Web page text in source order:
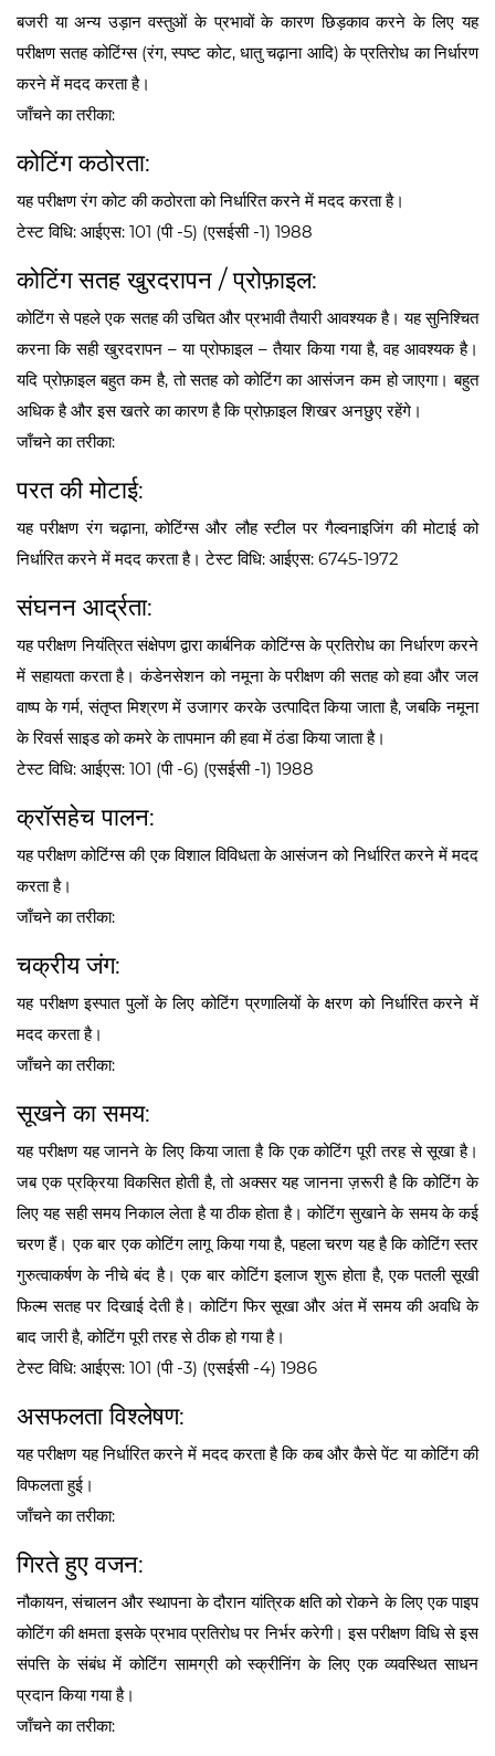
बजरी या अन्य उड़ान वस्तुओं के प्रभावों के कारण छिड़काव करने के लिए यह
परीक्षण सतह कोटिंग्स (रंग, स्पष्ट कोट, धातु चढ़ाना आदि) के प्रतिरोध का निर्धारण
करने में मदद करता है।
जाँचने का तरीका:
कोटिंग कठोरता:
यह परीक्षण रंग कोट की कठोरता को निर्धारित करने में मदद करता है।
टेस्ट विधि: आईएस: 101 (पी -5) (एसईसी -1) 1988
कोटिंग सतह खुरदरापन / प्रोफ़ाइल:
कोटिंग से पहले एक सतह की उचित और प्रभावी तैयारी आवश्यक है। यह सुनिश्चित
करना कि सही खुरदरापन – या प्रोफाइल – तैयार किया गया है, वह आवश्यक है।
यदि प्रोफ़ाइल बहुत कम है, तो सतह को कोटिंग का आसंजन कम हो जाएगा। बहुत
अधिक है और इस खतरे का कारण है कि प्रोफ़ाइल शिखर अनछुए रहेंगे।
जाँचने का तरीका:
परत की मोटाई:
यह परीक्षण रंग चढ़ाना, कोटिंग्स और लौह स्टील पर गैल्वनाइजिंग की मोटाई को
निर्धारित करने में मदद करता है। टेस्ट विधि: आईएस: 6745-1972
संघनन आर्द्रता:
यह परीक्षण नियंत्रित संक्षेपण द्वारा कार्बनिक कोटिंग्स के प्रतिरोध का निर्धारण करने
में सहायता करता है। कंडेनसेशन को नमूना के परीक्षण की सतह को हवा और जल
वाष्प के गर्म, संतृप्त मिश्रण में उजागर करके उत्पादित किया जाता है, जबकि नमूना
के रिवर्स साइड को कमरे के तापमान की हवा में ठंडा किया जाता है।
टेस्ट विधि: आईएस: 101 (पी -6) (एसईसी -1) 1988
क्रॉसहेच पालन:
यह परीक्षण कोटिंग्स की एक विशाल विविधता के आसंजन को निर्धारित करने में मदद
करता है।
जाँचने का तरीका:
चक्रीय जंग:
यह परीक्षण इस्पात पुलों के लिए कोटिंग प्रणालियों के क्षरण को निर्धारित करने में
मदद करता है।
जाँचने का तरीका:
सूखने का समय:
यह परीक्षण यह जानने के लिए किया जाता है कि एक कोटिंग पूरी तरह से सूखा है।
जब एक प्रक्रिया विकसित होती है, तो अक्सर यह जानना ज़रूरी है कि कोटिंग के
लिए यह सही समय निकाल लेता है या ठीक होता है। कोटिंग सुखाने के समय के कई
चरण हैं। एक बार एक कोटिंग लागू किया गया है, पहला चरण यह है कि कोटिंग स्तर
गुरुत्वाकर्षण के नीचे बंद है। एक बार कोटिंग इलाज शुरू होता है, एक पतली सूखी
फिल्म सतह पर दिखाई देती है। कोटिंग फिर सूखा और अंत में समय की अवधि के
बाद जारी है, कोटिंग पूरी तरह से ठीक हो गया है।
टेस्ट विधि: आईएस: 101 (पी -3) (एसईसी -4) 1986
असफलता विश्लेषण:
यह परीक्षण यह निर्धारित करने में मदद करता है कि कब और कैसे पेंट या कोटिंग की
विफलता हुई।
जाँचने का तरीका:
गिरते हुए वजन:
नौकायन, संचालन और स्थापना के दौरान यांत्रिक क्षति को रोकने के लिए एक पाइप
कोटिंग की क्षमता इसके प्रभाव प्रतिरोध पर निर्भर करेगी। इस परीक्षण विधि से इस
संपत्ति के संबंध में कोटिंग सामग्री को स्क्रीनिंग के लिए एक व्यवस्थित साधन
प्रदान किया गया है।
जाँचने का तरीका: